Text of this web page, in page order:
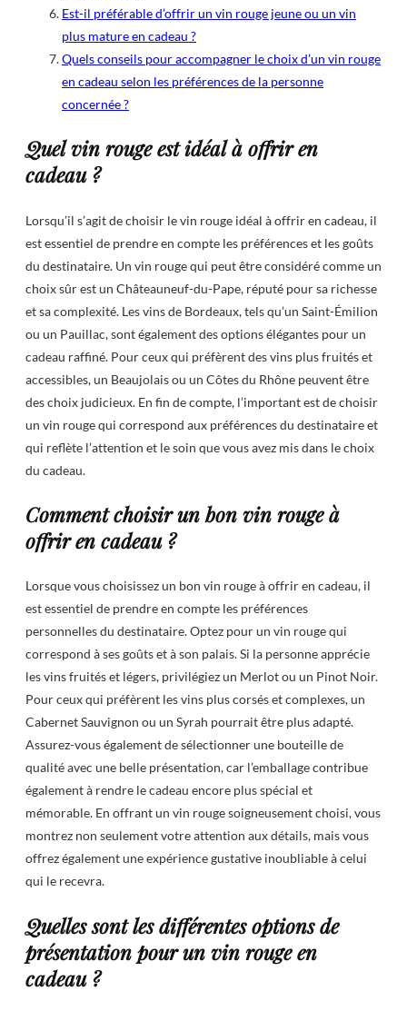
Est-il préférable d’offrir un vin rouge jeune ou un vin
plus mature en cadeau ?
Quels conseils pour accompagner le choix d’un vin rouge
en cadeau selon les préférences de la personne
concernée ?
Quel vin rouge est idéal à offrir en
cadeau ?
Lorsqu’il s’agit de choisir le vin rouge idéal à offrir en cadeau, il
est essentiel de prendre en compte les préférences et les goûts
du destinataire. Un vin rouge qui peut être considéré comme un
choix sûr est un Châteauneuf-du-Pape, réputé pour sa richesse
et sa complexité. Les vins de Bordeaux, tels qu’un Saint-Émilion
ou un Pauillac, sont également des options élégantes pour un
cadeau raffiné. Pour ceux qui préfèrent des vins plus fruités et
accessibles, un Beaujolais ou un Côtes du Rhône peuvent être
des choix judicieux. En fin de compte, l’important est de choisir
un vin rouge qui correspond aux préférences du destinataire et
qui reflète l’attention et le soin que vous avez mis dans le choix
du cadeau.
Comment choisir un bon vin rouge à
offrir en cadeau ?
Lorsque vous choisissez un bon vin rouge à offrir en cadeau, il
est essentiel de prendre en compte les préférences
personnelles du destinataire. Optez pour un vin rouge qui
correspond à ses goûts et à son palais. Si la personne apprécie
les vins fruités et légers, privilégiez un Merlot ou un Pinot Noir.
Pour ceux qui préfèrent les vins plus corsés et complexes, un
Cabernet Sauvignon ou un Syrah pourrait être plus adapté.
Assurez-vous également de sélectionner une bouteille de
qualité avec une belle présentation, car l’emballage contribue
également à rendre le cadeau encore plus spécial et
mémorable. En offrant un vin rouge soigneusement choisi, vous
montrez non seulement votre attention aux détails, mais vous
offrez également une expérience gustative inoubliable à celui
qui le recevra.
Quelles sont les différentes options de
présentation pour un vin rouge en
cadeau ?